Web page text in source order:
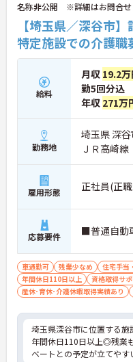
名称非公開 ※詳細はお問合せ
【埼玉県／深谷市
特定施設での介護職
給料
月収 19.2
勤5回分込
年収 271万
勤務地
埼玉県 深谷
ＪＲ高崎線
雇用形態 正社員(正
応募要件 ■普通自動
車通勤可 残業少なめ 住宅手当
年間休日110日以上
資格取得サ
産休･育休･介護休暇取得実績あり
埼玉県深谷市に位置する施
年間休日110日以上◎残業
ベートとの予定が立てやす